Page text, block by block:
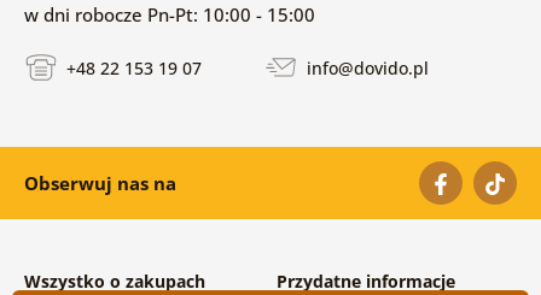
w dni robocze Pn-Pt: 10:00 - 15:00
+48 22 153 19 07 info@dovido.pl
Obserwuj nas na
Wszystko o zakupach Przydatne informacje